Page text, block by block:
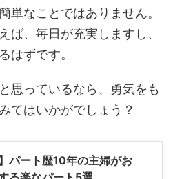
単なことではありません。
ば、毎日が充実しますし、
はずです。
思っているなら、勇気をも
てはいかがでしょう？
】パート歴10年の主婦がお